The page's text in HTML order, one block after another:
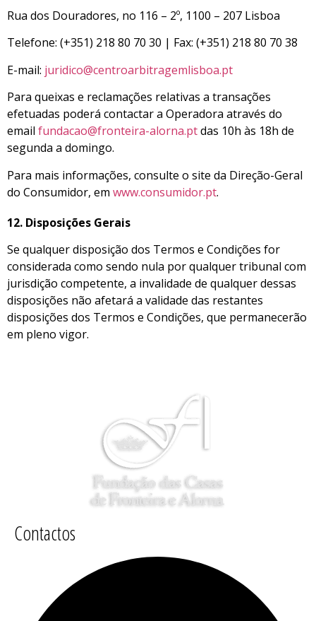
Rua dos Douradores, no 116 – 2º, 1100 – 207 Lisboa
Telefone: (+351) 218 80 70 30 | Fax: (+351) 218 80 70 38
E-mail: juridico@centroarbitragemlisboa.pt
Para queixas e reclamações relativas a transações
efetuadas poderá contactar a Operadora através do
email fundacao@fronteira-alorna.ptdas 10h às 18h de
segunda a domingo.
Para mais informações, consulte o site da Direção-Geral
do Consumidor, em www.consumidor.pt.
12. Disposições Gerais
Se qualquer disposição dos Termos e Condições for
considerada como sendo nula por qualquer tribunal com
jurisdição competente, a invalidade de qualquer dessas
disposições não afetará a validade das restantes
disposições dos Termos e Condições, que permanecerão
em pleno vigor.
Contactos